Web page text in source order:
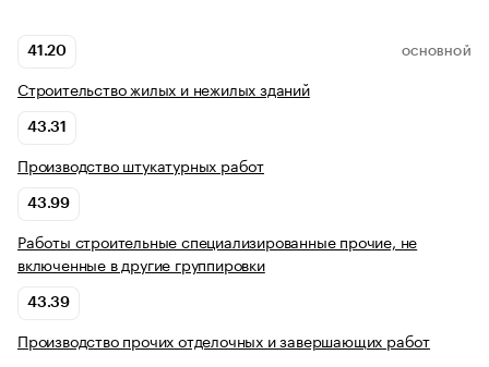
41.20 ОСНОВНОЙ
Строительство жилых и нежилых зданий
43.31
Производство штукатурных работ
43.99
Работы строительные специализированные прочие, не
включенные в другие группировки
43.39
Производство прочих отделочных и завершающих работ